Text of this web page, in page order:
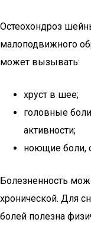
Остеохондроз
малоподвижного
может вызывать:
хруст в шее;
головные
активности;
ноющие боли,
Болезненность
хронической. Для
болей полезна